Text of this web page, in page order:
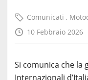
Comunicati ,
10 Febbraio 2026
Si comunica che la
Internazionali